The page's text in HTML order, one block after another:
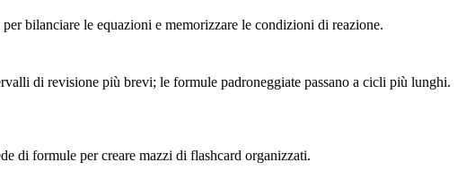
bilanciare le equazioni e memorizzare le condizioni di reazione.
di revisione più brevi; le formule padroneggiate passano a cicli più lunghi.
di formule per creare mazzi di flashcard organizzati.